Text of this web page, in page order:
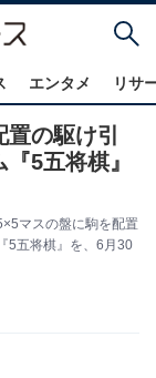
エンタメ リサ
の駆け引
5五将棋』
マスの盤に駒を配置
5五将棋』を、6月30